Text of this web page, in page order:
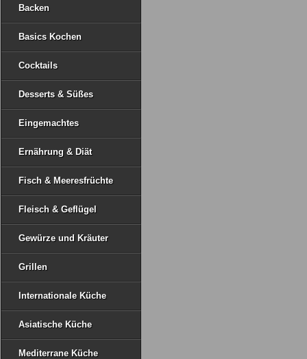
Backen
Basics Kochen
Cocktails
Desserts & Süßes
Eingemachtes
Ernährung & Diät
Fisch & Meeresfrüchte
Fleisch & Geflügel
Gewürze und Kräuter
Grillen
Internationale Küche
Asiatische Küche
Mediterrane Küche